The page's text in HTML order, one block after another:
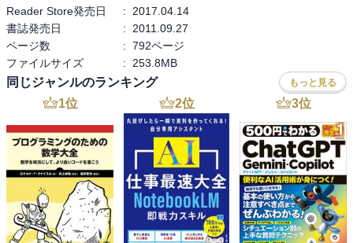
Reader Store発売日
:
2017.04.14
書誌発売日
:
2011.09.27
ページ数
: 792ページ
ファイルサイズ
: 253.8MB
同じジャンルのランキング もっと見る
1位 2位 3位